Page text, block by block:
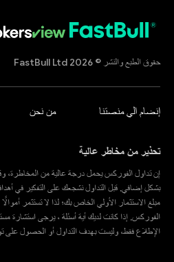
حقوق الطبع والنشر © 2026 FastBull Ltd
إنضام الي منصتنا من نحن
تحذير من مخاطر عالية
إن تداول الفوركس يحمل درجة عالية من المخاطرة،
بشكل إضافي. قبل التداول نشجعك على التفكير في
مبلغ الاستثمار الأولي الخاص بك؛ لذا لا تستثمر
الفوركس. إذا كانت لديك أية أسئلة ، يرجى
الإطلاع فقط، وليست بهدف التداول أو الحصول على